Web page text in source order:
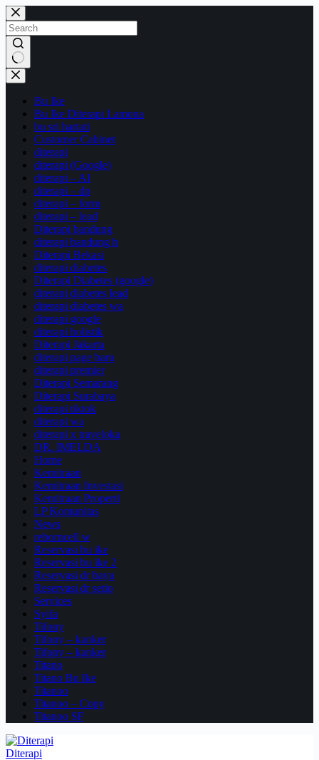
Skip
to
content
No
results
Bu Ike
Bu Ike Diterapi Lamona
bu sri hartati
Customer Cabinet
diterapi
diterapi (Google)
diterapi – AI
diterapi – dp
diterapi – form
diterapi – lead
Diterapi bandung
diterapi bandung h
Diterapi Bekasi
diterapi diabetes
Diterapi Diabetes (google)
diterapi diabetes lead
diterapi diabetes wa
diterapi google
diterapi holistik
Diterapi Jakarta
diterapi page baru
diterapi premier
Diterapi Semarang
Diterapi Surabaya
diterapi tiktok
diterapi wa
diterapi x traveloka
DR. IMELDA
Home
Kemitraan
Kemitraan Investasi
Kemitraan Properti
LP Komunitas
News
reborncell w
Reservasi bu ike
Reservasi bu ike 2
Reservasi dr bayu
Reservasi dr setio
Services
Syifa
Tifony
Tifony – kanker
Tifony – kanker
Titano
Titano Bu Ike
Titanoo
Titanoo – Copy
Titanoo SF
Diterapi